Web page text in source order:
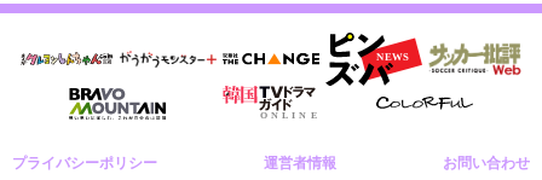
プライバシーポリシー 運営者情報 お問い合わせ